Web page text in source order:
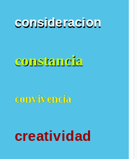
consideracion
constancia
convivencia
creatividad